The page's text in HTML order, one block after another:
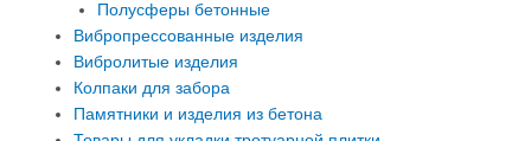
Полусферы бетонные
Вибропрессованные изделия
Вибролитые изделия
Колпаки для забора
Памятники и изделия из бетона